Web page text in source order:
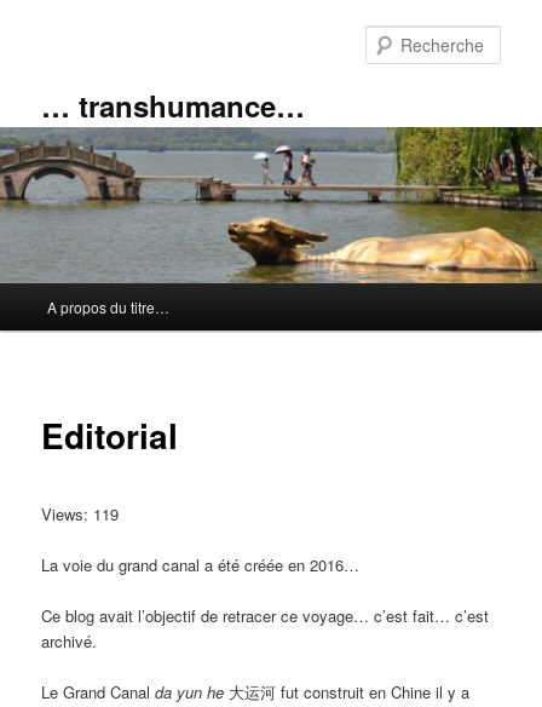
… transhumance…
principal
A propos du titre…
Editorial
Views: 119
La voie du grand canal a été créée en 2016…
Ce blog avait l’objectif de retracer ce voyage… c’est fait… c’est
archivé.
Le Grand Canalda yun he 大运河 fut construit en Chine il y a